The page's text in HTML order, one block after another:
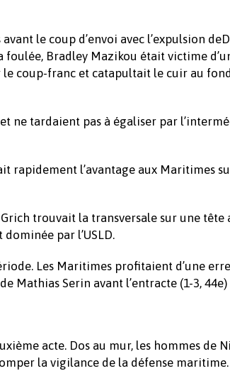
le coup d’envoi avec l’expulsion
foulée, Bradley Mazikou était victime
coup-franc et catapultait le cuir au
ne tardaient pas à égaliser par
l’avantage aux Maritimes
trouvait la transversale sur une tête
par l’USLD.
Les Maritimes profitaient d’une
Mathias Serin avant l’entracte (1-3, 44e)
acte. Dos au mur, les hommes de
la vigilance de la défense maritime.